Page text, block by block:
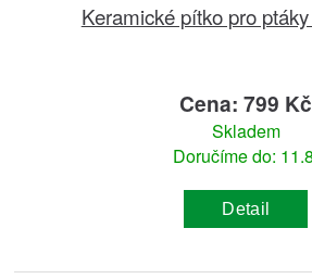
Keramické pítko pro
Cena: 799 Kč
Skladem
Doručíme do:
Detail